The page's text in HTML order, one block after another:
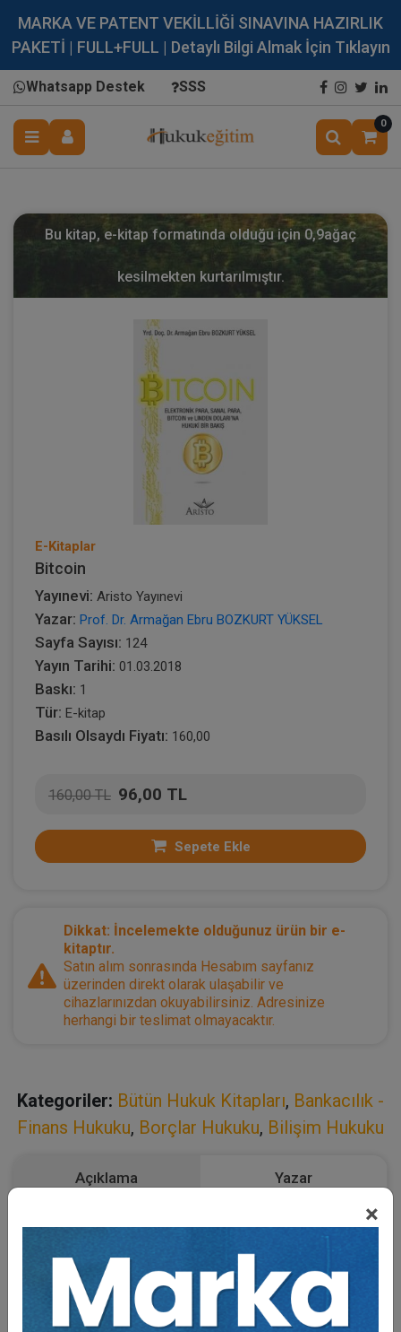
MARKA VE PATENT VEKİLLİĞİ SINAVINA HAZIRLIK
PAKETİ | FULL+FULL | Detaylı Bilgi Almak İçin Tıklayın
Whatsapp Destek SSS
0
×
Bu kitap, e-kitap formatında olduğu için 0,9ağaç
kesilmekten kurtarılmıştır.
E-Kitaplar
Bitcoin
Yayınevi: Aristo Yayınevi
Yazar: Prof. Dr. Armağan Ebru BOZKURT YÜKSEL
Sayfa Sayısı: 124
Yayın Tarihi: 01.03.2018
Baskı: 1
Tür: E-kitap
Basılı Olsaydı Fiyatı: 160,00
160,00 TL 96,00 TL
Sepete Ekle
Dikkat: İncelemekte olduğunuz ürün bir e-
kitaptır.
Satın alım sonrasında Hesabım sayfanız
üzerinden direkt olarak ulaşabilir ve
cihazlarınızdan okuyabilirsiniz. Adresinize
herhangi bir teslimat olmayacaktır.
Kategoriler: Bütün Hukuk Kitapları, Bankacılık -
Finans Hukuku, Borçlar Hukuku, Bilişim Hukuku
Açıklama Yazar
Bu Kitap İçin Kaç Ağaç
Kesiliyor ?
İnternet hayatın her alanını etkilemektedir. Gün geçtikçe